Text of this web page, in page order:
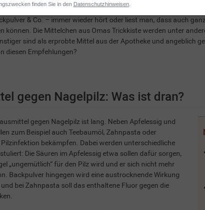
& Co. – immer wieder hört oder liest man, dass auch
können. Die Mittelchen aus Omas Trickkiste werden unter
sind als erprobte Mittel aus der Apotheke und angeblich
diesen Empfehlungen?
gegen Nagelpilz: Was ist dran?
gegen Nagelpilz ist lang. Neben Apfelessig und
zum Beispiel auch Teebaumöl, Zahnpasta oder
bekämpfen. Dabei werden unterschiedliche
Die Säuren im Apfelessig etwa sollen dafür sorgen,
„ungemütlich“ für den Pilz wird und er sich nicht mehr
Backpulver hingegen wird eine austrocknende Wirkung
bei Zahnpasta soll das enthaltene Fluor gegen die